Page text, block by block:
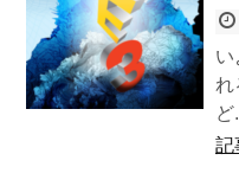
い
れ
ど
記